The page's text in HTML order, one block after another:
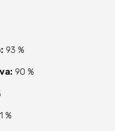
93 %
90 %
%